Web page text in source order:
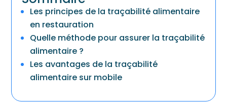
Les principes de la traçabilité alimentaire
en restauration
Quelle méthode pour assurer la traçabilité
alimentaire ?
Les avantages de la traçabilité
alimentaire sur mobile